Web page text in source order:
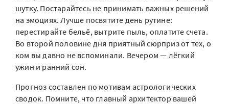
шутку. Постарайтесь не принимать важных решений
на эмоциях. Лучше посвятите день рутине:
перестирайте бельё, вытрите пыль, оплатите счета.
Во второй половине дня приятный сюрприз от тех, о
ком вы давно не вспоминали. Вечером — лёгкий
ужин и ранний сон.
Прогноз составлен по мотивам астрологических
сводок. Помните, что главный архитектор вашей